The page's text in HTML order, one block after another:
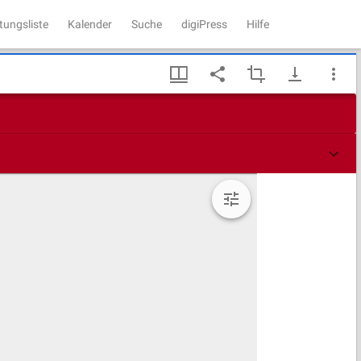
Kalender Suche digiPress Hilfe